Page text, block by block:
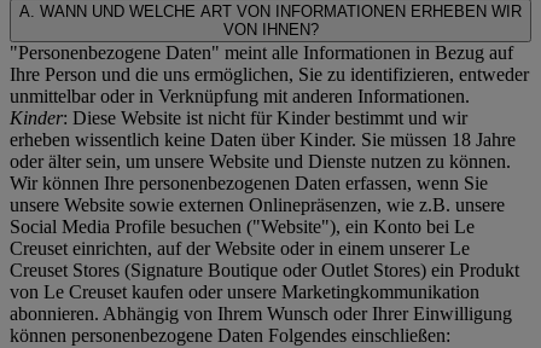
A. WANN UND WELCHE ART VON INFORMATIONEN ERHEBEN WIR
VON IHNEN?
"Personenbezogene Daten" meint alle Informationen in Bezug auf
Ihre Person und die uns ermöglichen, Sie zu identifizieren, entweder
unmittelbar oder in Verknüpfung mit anderen Informationen.
Kinder: Diese Website ist nicht für Kinder bestimmt und wir
erheben wissentlich keine Daten über Kinder. Sie müssen 18 Jahre
oder älter sein, um unsere Website und Dienste nutzen zu können.
Wir können Ihre personenbezogenen Daten erfassen, wenn Sie
unsere Website sowie externen Onlinepräsenzen, wie z.B. unsere
Social Media Profile besuchen ("Website"), ein Konto bei Le
Creuset einrichten, auf der Website oder in einem unserer Le
Creuset Stores (Signature Boutique oder Outlet Stores) ein Produkt
von Le Creuset kaufen oder unsere Marketingkommunikation
abonnieren. Abhängig von Ihrem Wunsch oder Ihrer Einwilligung
können personenbezogene Daten Folgendes einschließen: